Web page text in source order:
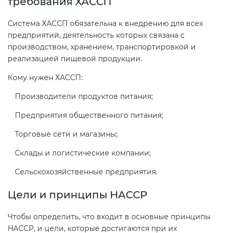
Система ХАССП обязательна к внедрению для всех
предприятий, деятельность которых связана с
производством, хранением, транспортировкой и
реализацией пищевой продукции.
Кому нужен ХАССП:
Производители продуктов питания;
Предприятия общественного питания;
Торговые сети и магазины;
Склады и логистические компании;
Сельскохозяйственные предприятия.
Цели и принципы HACCP
Чтобы определить, что входит в основные принципы
HACCP, и цели, которые достигаются при их